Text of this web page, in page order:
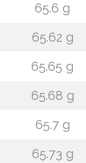
65.6 g
65.62 g
65.65 g
65.68 g
65.7 g
65.73 g